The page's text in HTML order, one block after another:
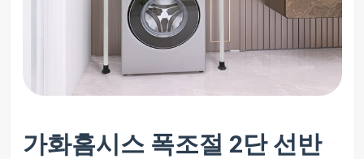
가화홈시스 폭조절 2단 선반